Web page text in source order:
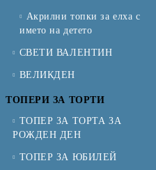
Акрилни топки за елха с
името на детето
СВЕТИ ВАЛЕНТИН
ВЕЛИКДЕН
ТОПЕРИ ЗА ТОРТИ
ТОПЕР ЗА ТОРТА ЗА
РОЖДЕН ДЕН
ТОПЕР ЗА ЮБИЛЕЙ